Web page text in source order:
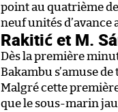
point au quatrième
neuf unités d’avance
Rakitić et M.
Dès la première
Bakambu s’amuse
Malgré cette
que le sous-marin